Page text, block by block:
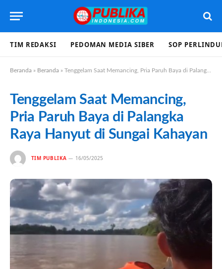
TIM REDAKSI PEDOMAN MEDIA SIBER SOP
Beranda » Beranda » Tenggelam Saat Memancing, Pria Paruh Baya di Palangka Raya Hanyut di Sungai Kahayan
Tenggelam Saat Memancing,
Pria Paruh Baya di Palangka
Raya Hanyut di Sungai Kahayan
TIM PUBLIKA 16/05/2025